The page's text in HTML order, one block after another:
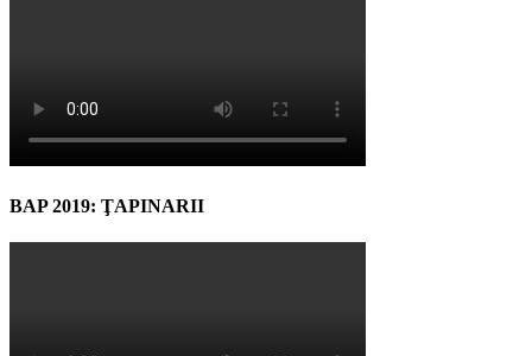
BAP 2019: ŢAPINARII